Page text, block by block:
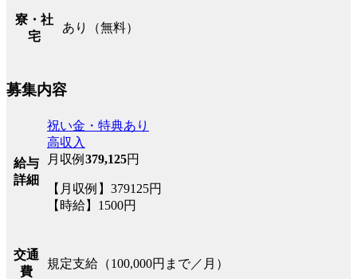
寮・社
宅
あり（無料）
募集内容
給与
詳細
祝い金・特典あり
高収入
月収例 379,125円
【月収例】379125円
【時給】1500円
交通
費
規定支給（100,000円まで／月）